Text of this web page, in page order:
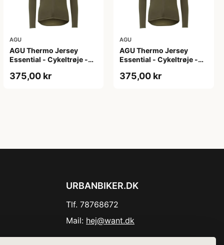
AGU
AGU Thermo Jersey
Essential - Cykeltrøje -
XL
375,00 kr
AGU
AGU Thermo Jersey
Essential - Cykeltrøje -
XXL
375,00 kr
URBANBIKER.DK
Tlf. 78768672
Mail: hej@want.dk